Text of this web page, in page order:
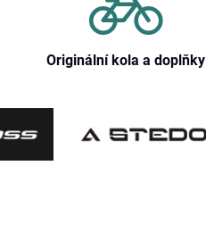
Originální kola a doplňky